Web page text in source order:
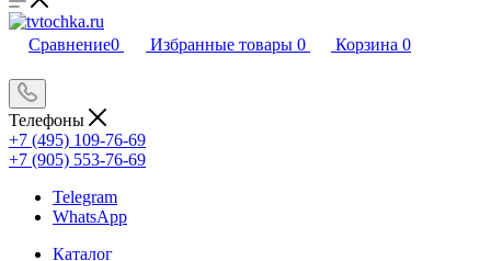
Сравнение0 Избранные товары 0 Корзина 0
Телефоны
+7 (495) 109-76-69
+7 (905) 553-76-69
Telegram
WhatsApp
Каталог